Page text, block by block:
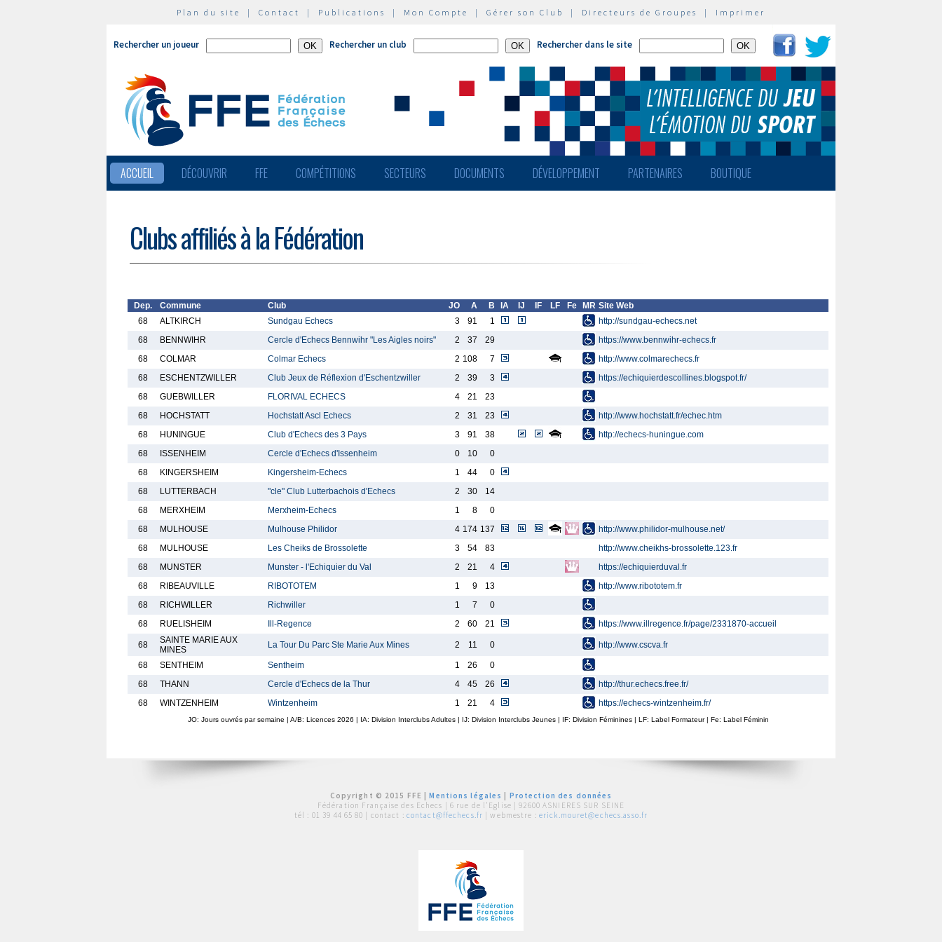
Plan du site | Contact | Publications | Mon Compte | Gérer son Club | Directeurs de Groupes | Imprimer
Rechercher un joueur Rechercher un club Rechercher dans le site
ACCUEIL DÉCOUVRIR FFE COMPÉTITIONS SECTEURS DOCUMENTS DÉVELOPPEMENT PARTENAIRES BOUTIQUE
Clubs affiliés à la Fédération
Dep. Commune Club JO A B IA IJ IF LF Fe MR Site Web
68
ALTKIRCH Sundgau Echecs 3 91 1
http://sundgau-echecs.net
68
BENNWIHR Cercle d'Echecs Bennwihr "Les Aigles noirs" 2 37 29
https://www.bennwihr-echecs.fr
68
COLMAR Colmar Echecs 2 108 7
http://www.colmarechecs.fr
68
ESCHENTZWILLER Club Jeux de Réflexion d'Eschentzwiller 2 39 3
https://echiquierdescollines.blogspot.fr/
68
GUEBWILLER FLORIVAL ECHECS 4 21
23
68
HOCHSTATT Hochstatt Ascl Echecs 2 31 23
http://www.hochstatt.fr/echec.htm
68
HUNINGUE Club d'Echecs des 3 Pays 3 91 38
http://echecs-huningue.com
68
ISSENHEIM Cercle d'Echecs d'Issenheim 0 10
0
68
KINGERSHEIM Kingersheim-Echecs 1 44
0
68
LUTTERBACH "cle" Club Lutterbachois d'Echecs 2 30
14
68
MERXHEIM Merxheim-Echecs 1 8
0
68
MULHOUSE Mulhouse Philidor 4 174 137
http://www.philidor-mulhouse.net/
68
MULHOUSE Les Cheiks de Brossolette 3 54 83
http://www.cheikhs-brossolette.123.fr
68
MUNSTER Munster - l'Echiquier du Val 2 21 4
https://echiquierduval.fr
68
RIBEAUVILLE RIBOTOTEM 1 9 13
http://www.ribototem.fr
68
RICHWILLER Richwiller 1 7
0
68
RUELISHEIM Ill-Regence 2 60 21 https://www.illregence.fr/page/2331870-accueil
68
SAINTE MARIE AUX
MINES
La Tour Du Parc Ste Marie Aux Mines 2 11 0 http://www.cscva.fr
68 SENTHEIM Sentheim 1 26
0
68
THANN Cercle d'Echecs de la Thur 4 45 26
http://thur.echecs.free.fr/
68
WINTZENHEIM Wintzenheim 1 21 4 https://echecs-wintzenheim.fr/
JO: Jours ouvrés par semaine | A/B: Licences 2026 | IA: Division Interclubs Adultes | IJ: Division Interclubs Jeunes | IF: Division Féminines | LF: Label Formateur | Fe: Label Féminin
Copyright © 2015 FFE |Mentions légales
Protection des données
Fédération Française des Echecs | 6 rue de l'Eglise | 92600 ASNIERES SUR SEINE
tél : 01 39 44 65 80 | contact : contact@ffechecs.fr | webmestre : erick.mouret@echecs.asso.fr